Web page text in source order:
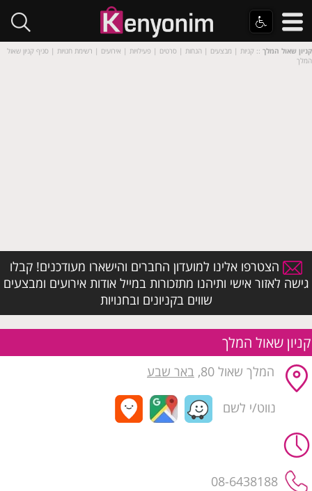
קניון שאול המלך :: קניות | מבצעים | הנחות | סרטים | פעילויות | אירועים | רשימת חנויות | סניף קניון שאול
המלך
הצטרפו אלינו למועדון החברים והישארו מעודכנים! קבלו
גישה לאזור אישי ותיהנו מתזכורות במייל אודות אירועים ומבצעים
שווים בקניונים ובחנויות
קניון שאול המלך
המלך שאול 80, באר שבע
נווט/י לשם
08-6438188